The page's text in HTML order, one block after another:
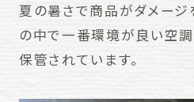
夏の暑さで商品がダメージ
の中で一番環境が良い空
保管されています。